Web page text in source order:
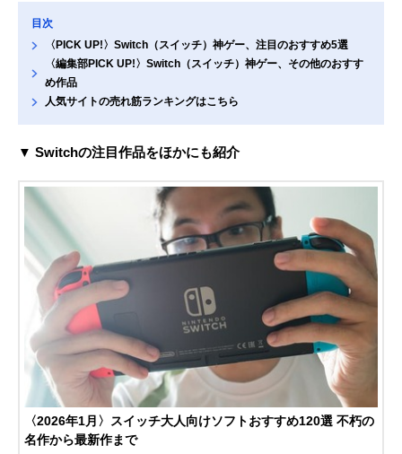
目次
〈PICK UP!〉Switch（スイッチ）神ゲー、注目のおすすめ5選
〈編集部PICK UP!〉Switch（スイッチ）神ゲー、その他のおすす
め作品
人気サイトの売れ筋ランキングはこちら
▼ Switchの注目作品をほかにも紹介
〈2026年1月〉スイッチ大人向けソフトおすすめ120選 不朽の
名作から最新作まで